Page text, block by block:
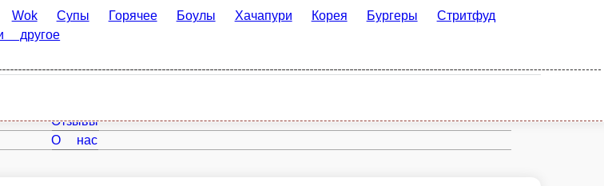
Отзывы
О нас
Супы Горячее Боулы Хачапури Корея Бургеры Стритфуд
Рим